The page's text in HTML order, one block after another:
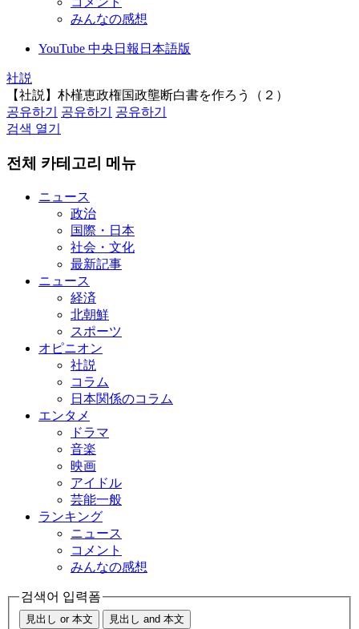
みんなの感想
YouTube 中央日報日本語版
社説
【社説】朴槿恵政権国政壟断白書を作ろう（２）
공유하기
공유하기
공유하기
검색 열기
전체 카테고리 메뉴
ニュース
政治
国際・日本
社会・文化
最新記事
ニュース
経済
北朝鮮
スポーツ
オピニオン
社説
コラム
日本関係のコラム
エンタメ
ドラマ
音楽
映画
アイドル
芸能一般
ランキング
ニュース
コメント
みんなの感想
검색어 입력폼
見出し or 本文 見出し and 本文